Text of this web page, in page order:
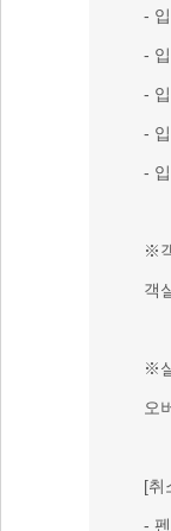
-
-
-
-
-
※
객
※
오
[취
-